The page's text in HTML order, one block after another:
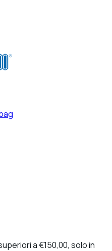
a €150,00, solo in